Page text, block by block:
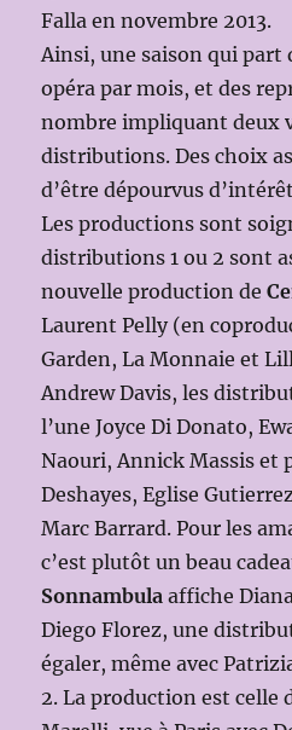
Falla en novembre 2013.
Ainsi, une saison qui part
opéra par mois, et des
nombre impliquant deux
distributions. Des choix
d’être dépourvus
Les productions sont
distributions 1 ou 2 sont
nouvelle production de
Laurent Pelly (en
Garden, La Monnaie et
Andrew Davis, les
l’une Joyce Di Donato,
Naouri, Annick Massis et
Deshayes, Eglise
Marc Barrard. Pour les
c’est plutôt un beau
Sonnambula affiche
Diego Florez, une
égaler, même avec
2. La production est celle